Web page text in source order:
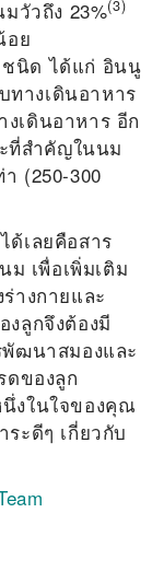
วัวถึง 23%(3)
อย
ชนิด ได้แก่ อินนู
ทางเดินอาหาร
เดินอาหาร อีก
ที่สำคัญในนม
(250-300
เลยคือสาร
เพื่อเพิ่มเติม
างกายและ
ลูกจึงต้องมี
ฒนาสมองและ
ดของลูก
งในใจของคุณ
ะดีๆ เกี่ยวกับ